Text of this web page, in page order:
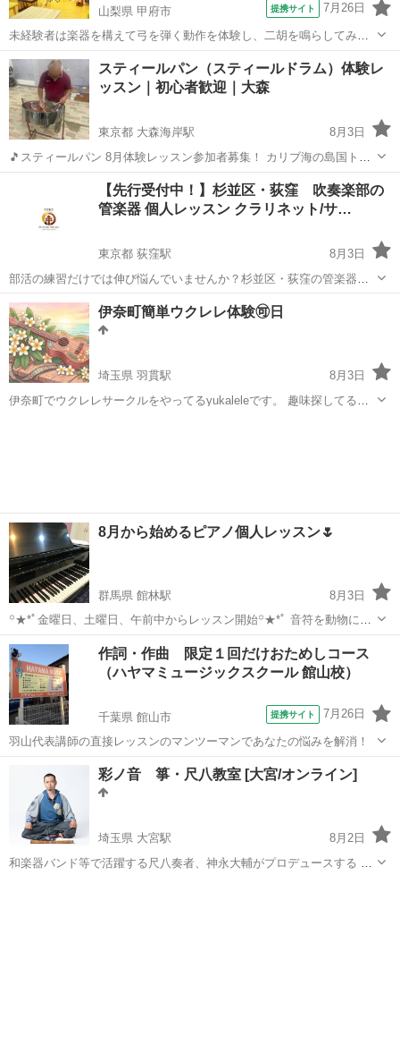
山梨県 甲府市 提携サイト 7月26日
未経験者は楽器を構えて弓を弾く動作を体験し、二胡を鳴らしてみる
ところからスタートします。 経験者は現状のご自身の悩みや不満点を
伺い、改善方法を指導していきます。
山梨 甲府市 その他
スティールパン（スティールドラム）体験レ
ッスン｜初心者歓迎｜大森
東京都 大森海岸駅
8月3日
🎵スティールパン 8月体験レッスン参加者募集！ カリブ海の島国トリ
ニダード・トバゴ生まれの、ドラム缶から作られたアコースティック
楽器「スティールパン」。 美しく澄んだ音色が魅力のこの楽器を、実
際に演奏してみませんか？ ...
大森海岸駅 その他 スティールパン
【先行受付中！】杉並区・荻窪 吹奏楽部の
管楽器 個人レッスン クラリネット/サ…
東京都 荻窪駅
8月3日
部活の練習だけでは伸び悩んでいませんか？杉並区・荻窪の管楽器専
門教室「FMO Academy」では、吹奏楽部に所属する中学生・高校生
向けに、個人レッスンで基礎の見直しや実際の曲への指導、アドバイ
東京 杉並区 荻窪駅 その他 吹奏楽部
伊奈町簡単ウクレレ体験🉑日
埼玉県 羽貫駅
8月3日
伊奈町でウクレレサークルをやってるyukaleleです。 趣味探してる
8月から始めるピアノ個人レッスン🌷
群馬県 館林駅
8月3日
꙳★*ﾟ金曜日、土曜日、午前中からレッスン開始꙳★*ﾟ 音符を動物に例
えてリズム打ちをしたり、ドレミのカードを使ってゲームをしなが
ら、ピアノを弾くための導入を行います。 運動機能、知的機能、感情
的機能UP!! 集中力、継...
群馬 館林市 館林駅 その他 リズム
作詞・作曲 限定１回だけおためしコース
（ハヤマミュージックスクール 館山校）
千葉県 館山市 提携サイト 7月26日
羽山代表講師の直接レッスンのマンツーマンであなたの悩みを解消！
館山市 その他
彩ノ音 箏・尺八教室 [大宮/オンライン]
埼玉県 大宮駅
8月2日
和楽器バンド等で活躍する尺八奏者、神永大輔がプロデュースする 箏